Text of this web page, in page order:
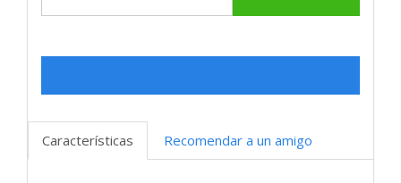
Características Recomendar a un amigo